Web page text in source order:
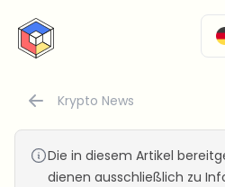
CryptoTicker
Krypto News
Die in diesem Artikel
dienen ausschließlich zu